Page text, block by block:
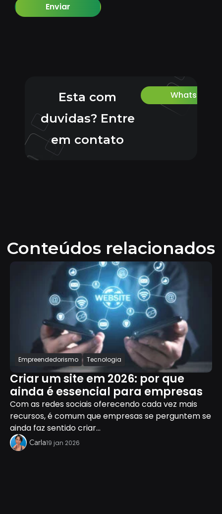
Enviar
Esta com
duvidas? Entre
em contato
Whatsapp
Conteúdos relacionados
Empreendedorismo Tecnologia
Criar um site em 2026: por que
ainda é essencial para empresas
Com as redes sociais oferecendo cada vez mais
recursos, é comum que empresas se perguntem se
ainda faz sentido criar...
Carla19 jan 2026